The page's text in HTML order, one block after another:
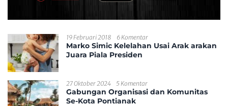
19 Februari 2018 6 Komentar
Marko Simic Kelelahan Usai Arak arakan
Juara Piala Presiden
27 Oktober 2024 5 Komentar
Gabungan Organisasi dan Komunitas
Se-Kota Pontianak